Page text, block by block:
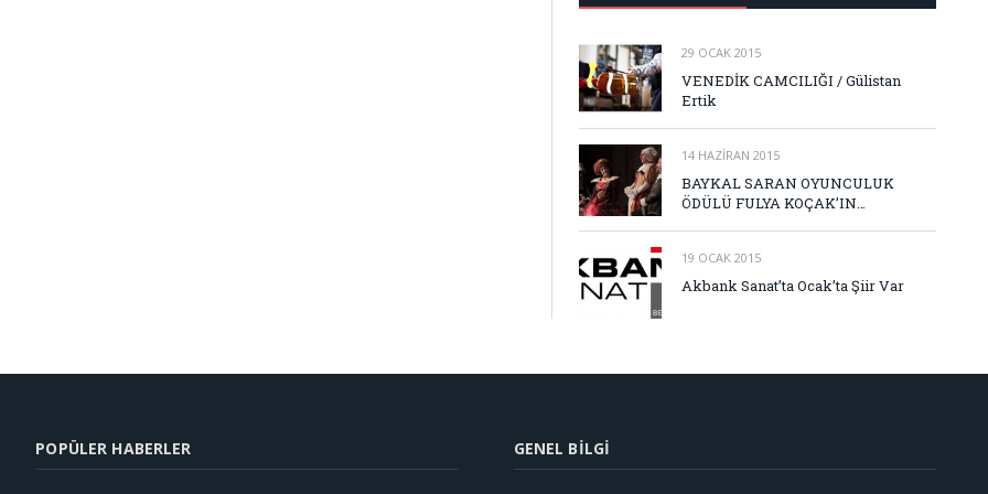
29 OCAK 2015
VENEDİK CAMCILIĞI / Gülistan
Ertik
14 HAZIRAN 2015
BAYKAL SARAN OYUNCULUK
ÖDÜLÜ FULYA KOÇAK’IN…
19 OCAK 2015
Akbank Sanat’ta Ocak’ta Şiir Var
POPÜLER HABERLER GENEL BILGI